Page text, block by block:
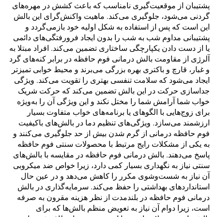
پشتیبان از موقعیت‌گیری نامناسب که باعث کشش در مهره‌های
گردنی می‌شود، جلوگیری می‌کند. ماهیت واکنش‌گرای این بالش
این است که پس از استفاده به شکل اولیه خود بازمی‌گردد و
پشتیبانی مداوم شب به شب را بدون ایجاد فرورفتگی‌های دائمی
یا از دست دادن یکپارچگی ساختاری تضمین می‌کند. افراد مبتلا به
آلرژی از مقاومت بالش درمانی فوم حافظه در برابر کنه‌های گرد
و غبار، قارچ و باکتری بهره بزرگی می‌برند و محیط خوابی تمیزتر
ایجاد می‌شود که سلامت تنفسی بهتری را تقویت می‌کند. ویژگی
جداسازی حرکت در این بالش تضمین می‌کند که حرکت شریک
خواب شما آرامش شما را مختل نکند و این ویژگی آن را به‌ویژه
برای زوج‌هایی با الگوهای یا برنامه‌های خواب متفاوت بسیار
ارزشمند می‌سازد. ویژگی‌های تنظیم دما در بالش‌های باکیفیت
فوم حافظه درمانی از گرم شدن بیش از حد جلوگیری می‌کنند و
به یکی از مشکلات رایج مرتبط با محصولات سنتی فوم حافظه
پاسخ می‌دهند. بالش درمانی فوم حافظه در مقایسه با بالش‌های
سنتی نیاز به نگهداری بسیار کمی دارد، زیرا خواص ضد میکروبی
آن نیاز به شست‌وشوی مکرر را کاهش می‌دهد و در عین حال
استانداردهای بهداشتی را حفظ می‌کند. سرمایه‌گذاری در بالش
درمانی فوم حافظه در بلندمدت از نظر هزینه مقرون به صرفه
است، زیرا دوام آن نیاز به تعویض منظم بالش‌ها که برای